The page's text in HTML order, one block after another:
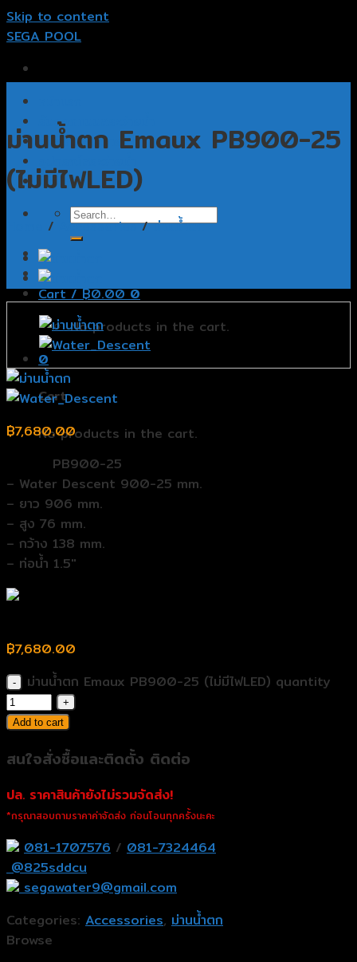
Skip to content
SEGA POOL
รับออกแบบสระว่ายน้ำ
รับสร้างสระว่ายน้ำ
ติดต่อเรา
Cart /฿0.00 0
No products in the cart.
0
Cart
No products in the cart.
ม่านน้ำตก Emaux PB900-25
(ไม่มีไฟLED)
/ Accessories / ม่านน้ำตก
฿7,680.00
PB900-25
– Water Descent 900-25 mm.
– ยาว 906 mm.
– สูง 76 mm.
– กว้าง 138 mm.
– ท่อน้ำ 1.5″
฿7,680.00
ม่านน้ำตก Emaux PB900-25 (ไม่มีไฟLED) quantity
Add to cart
สนใจสั่งซื้อและติดตั้ง ติดต่อ
ปล. ราคาสินค้ายังไม่รวมจัดส่ง!
*กรุณาสอบถามราคาค่าจัดส่ง ก่อนโอนทุกครั้งนะคะ
081-1707576 / 081-7324464
@825sddcu
segawater9@gmail.com
Categories: Accessories, ม่านน้ำตก
Browse